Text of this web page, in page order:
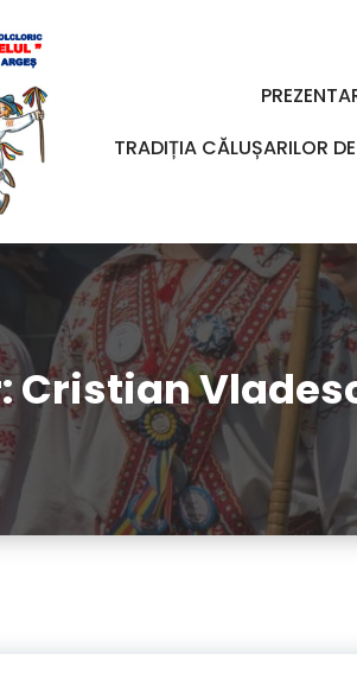
TRADIȚIA CĂLUȘARILOR
Cristian